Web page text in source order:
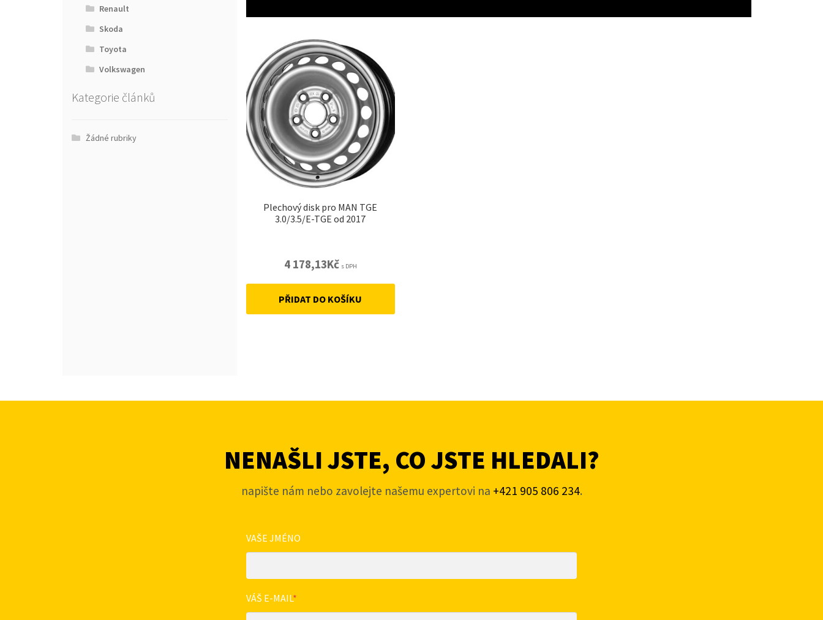
Renault
Skoda
Toyota
Volkswagen
Kategorie článků
Žádné rubriky
Plechový disk pro MAN TGE
3.0/3.5/E-TGE od 2017
4 178,13Kč s DPH
PŘIDAT DO KOŠÍKU
NENAŠLI JSTE, CO JSTE HLEDALI?
napište nám nebo zavolejte našemu expertovi na +421 905 806 234.
VAŠE JMÉNO
VÁŠ E-MAIL*